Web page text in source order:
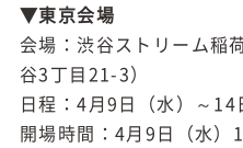
▼東京会場
会場：渋谷ストリーム稲
谷3丁目21-3）
日程：4月9日（水）～14
開場時間：4月9日（水